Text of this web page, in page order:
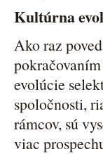
Kultúrna
Ako raz
evolúcie
spoločnosti,
rámcov, sú
viac